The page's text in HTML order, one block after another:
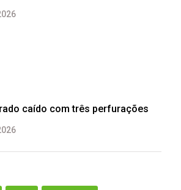
caído com três perfurações